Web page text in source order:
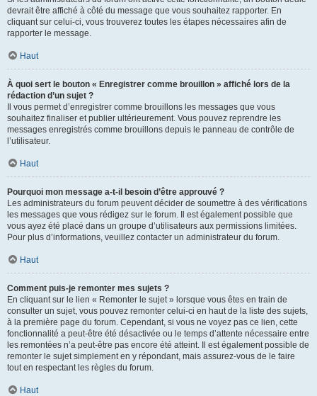
devrait être affiché à côté du message que vous souhaitez rapporter. En
cliquant sur celui-ci, vous trouverez toutes les étapes nécessaires afin de
rapporter le message.
Haut
À quoi sert le bouton « Enregistrer comme brouillon » affiché lors de la
rédaction d’un sujet ?
Il vous permet d’enregistrer comme brouillons les messages que vous
souhaitez finaliser et publier ultérieurement. Vous pouvez reprendre les
messages enregistrés comme brouillons depuis le panneau de contrôle de
l’utilisateur.
Haut
Pourquoi mon message a-t-il besoin d’être approuvé ?
Les administrateurs du forum peuvent décider de soumettre à des vérifications
les messages que vous rédigez sur le forum. Il est également possible que
vous ayez été placé dans un groupe d’utilisateurs aux permissions limitées.
Pour plus d’informations, veuillez contacter un administrateur du forum.
Haut
Comment puis-je remonter mes sujets ?
En cliquant sur le lien « Remonter le sujet » lorsque vous êtes en train de
consulter un sujet, vous pouvez remonter celui-ci en haut de la liste des sujets,
à la première page du forum. Cependant, si vous ne voyez pas ce lien, cette
fonctionnalité a peut-être été désactivée ou le temps d’attente nécessaire entre
les remontées n’a peut-être pas encore été atteint. Il est également possible de
remonter le sujet simplement en y répondant, mais assurez-vous de le faire
tout en respectant les règles du forum.
Haut